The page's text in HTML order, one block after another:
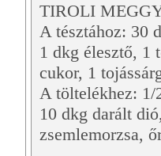
TIROLI
A tésztához: 30
1 dkg élesztő, 1
cukor, 1
A töltelékhez: 1/
10 dkg darált
zsemlemorzsa,